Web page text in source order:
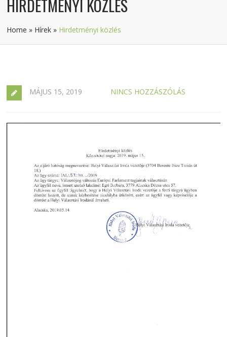
HIRDETMÉNYI KÖZLÉS
Home » Hírek » Hirdetményi közlés
MÁJUS 15, 2019 NINCS HOZZÁSZÓLÁS